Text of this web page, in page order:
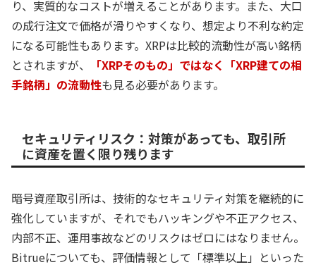
り、実質的なコストが増えることがあります。また、大口
の成行注文で価格が滑りやすくなり、想定より不利な約定
になる可能性もあります。XRPは比較的流動性が高い銘柄
とされますが、
「XRPそのもの」ではなく「XRP建ての相
手銘柄」の流動性も見る必要があります。
セキュリティリスク：対策があっても、取引所
に資産を置く限り残ります
暗号資産取引所は、技術的なセキュリティ対策を継続的に
強化していますが、それでもハッキングや不正アクセス、
内部不正、運用事故などのリスクはゼロにはなりません。
Bitrueについても、評価情報として「標準以上」といった